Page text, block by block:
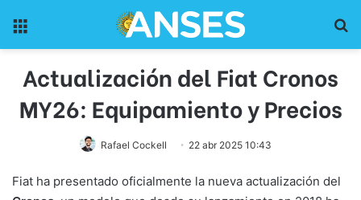
Actualización del Fiat Cronos
MY26: Equipamiento y Precios
Rafael Cockell 22 abr 2025 10:43
Fiat ha presentado oficialmente la nueva actualización del